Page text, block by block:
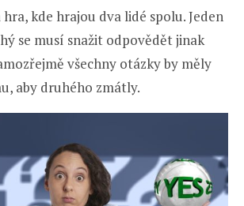
kde hrajou dva lidé spolu. Jeden
se musí snažit odpovědět jinak
všechny otázky by měly
aby druhého zmátly.